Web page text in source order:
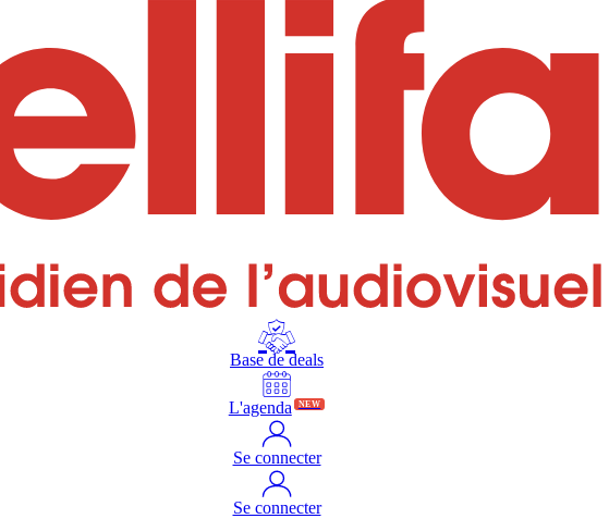
Base de deals
L'agenda NEW
Se connecter
Se connecter